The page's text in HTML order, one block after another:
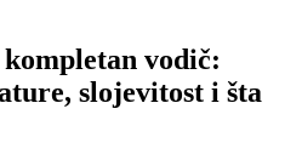
vodič:
slojevitost i šta